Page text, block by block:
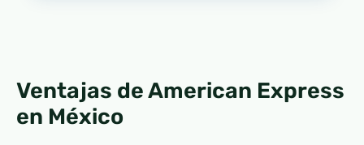
Ventajas de American Express
en México